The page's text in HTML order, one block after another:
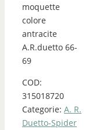
moquette
colore
antracite
A.R.duetto 66-
69
COD:
315018720
Categorie: A. R.
Duetto-Spider